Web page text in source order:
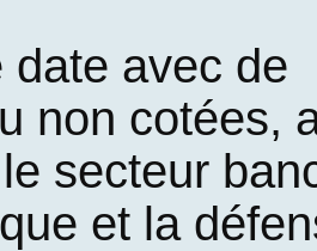
date avec de
non cotées,
secteur
et la